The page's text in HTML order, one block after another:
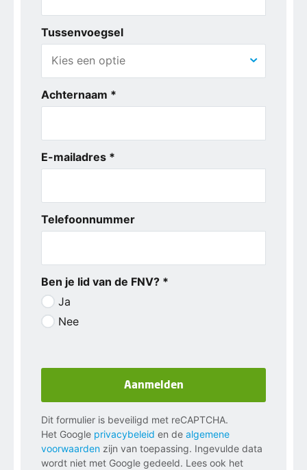
Tussenvoegsel
Achternaam *
E-mailadres *
Telefoonnummer
Ben je lid van de FNV? *
Ja
Nee
Dit formulier is beveiligd met reCAPTCHA.
Het Google privacybeleid en de algemene
voorwaarden zijn van toepassing. Ingevulde data
wordt niet met Google gedeeld. Lees ook het
Aanmelden